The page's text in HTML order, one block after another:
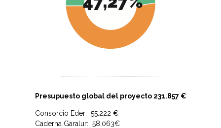
Presupuesto global del proyecto 231.857 €
Consorcio Eder: 55.222 €
Caderna Garalur: 58.063€